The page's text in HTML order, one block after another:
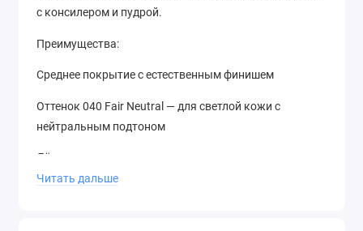
с консилером и пудрой.
Преимущества:
Среднее покрытие с естественным финишем
Оттенок 040 Fair Neutral — для светлой кожи с
нейтральным подтоном
Лёгкая, дышащая текстура
Выравнивает тон кожи без утяжеления
Читать дальше